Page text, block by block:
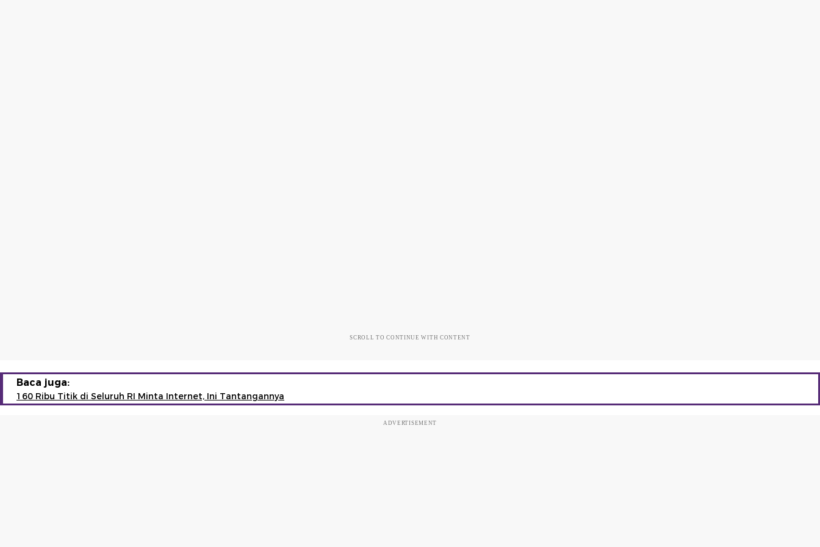
SCROLL TO CONTINUE WITH CONTENT
Baca juga:
160 Ribu Titik di Seluruh RI Minta Internet, Ini Tantangannya
ADVERTISEMENT